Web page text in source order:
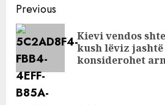
kundërshtim…
Continue
Reading
Previous
Kievi vendos
kush lëviz
konsiderohet